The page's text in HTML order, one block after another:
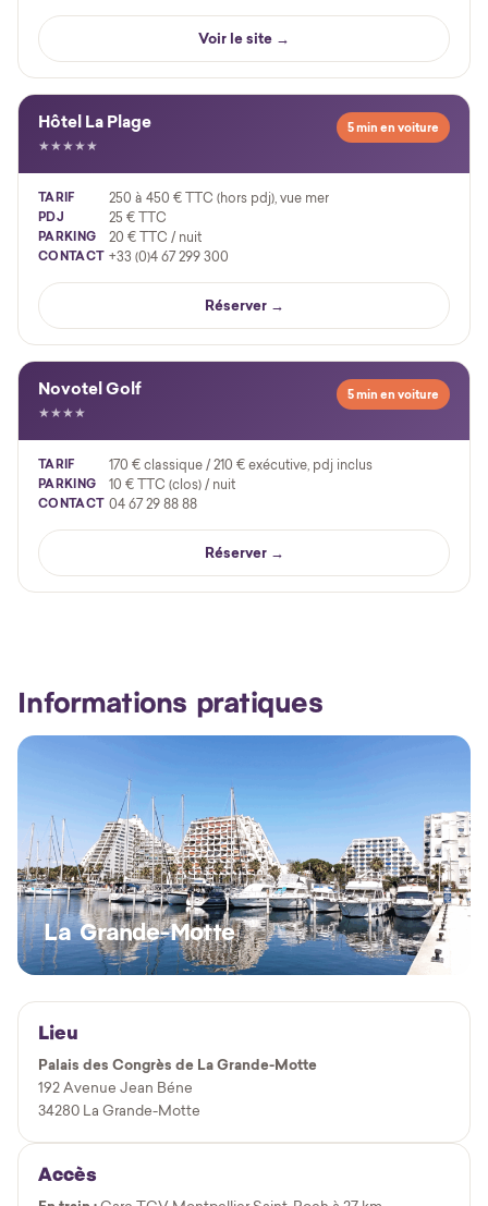
Voir le site →
Hôtel La Plage
★★★★★
5 min en voiture
TARIF 250 à 450 € TTC (hors pdj), vue mer
PDJ 25 € TTC
PARKING 20 € TTC / nuit
CONTACT +33 (0)4 67 299 300
Réserver →
Novotel Golf
★★★★
5 min en voiture
TARIF 170 € classique / 210 € exécutive, pdj inclus
PARKING 10 € TTC (clos) / nuit
CONTACT 04 67 29 88 88
Réserver →
Informations pratiques
La Grande-Motte
Lieu
Palais des Congrès de La Grande-Motte
192 Avenue Jean Béne
34280 La Grande-Motte
Accès